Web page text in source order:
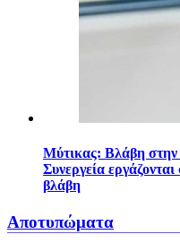
Mύτικας: Βλάβη
Συνεργεία
βλάβη
Αποτυπώματα